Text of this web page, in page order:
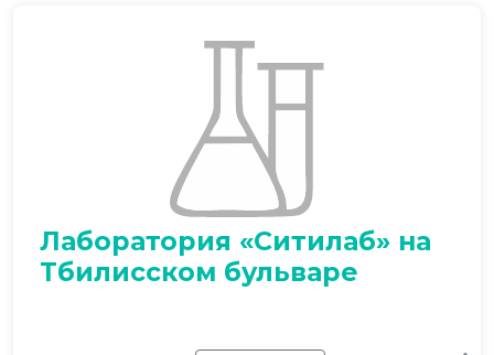
Лаборатория «Ситилаб» на
Тбилисском бульваре